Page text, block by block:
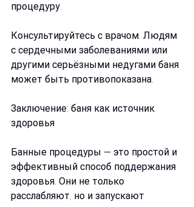
процедуру.
Консультируйтесь с врачом. Людям
с сердечными заболеваниями или
другими серьёзными недугами баня
может быть противопоказана.
Заключение: баня как источник
здоровья
Банные процедуры — это простой и
эффективный способ поддержания
здоровья. Они не только
расслабляют, но и запускают